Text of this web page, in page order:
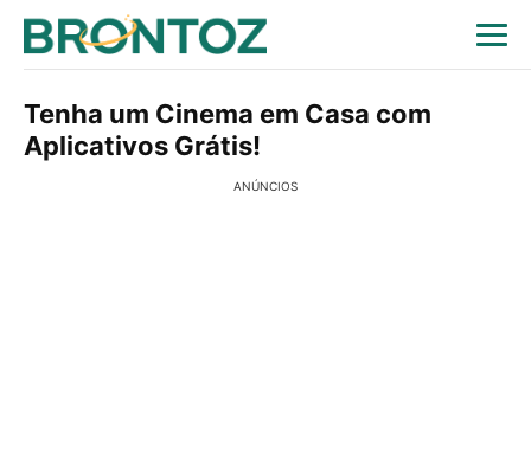
Tenha um Cinema em Casa com
Aplicativos Grátis!
ANÚNCIOS